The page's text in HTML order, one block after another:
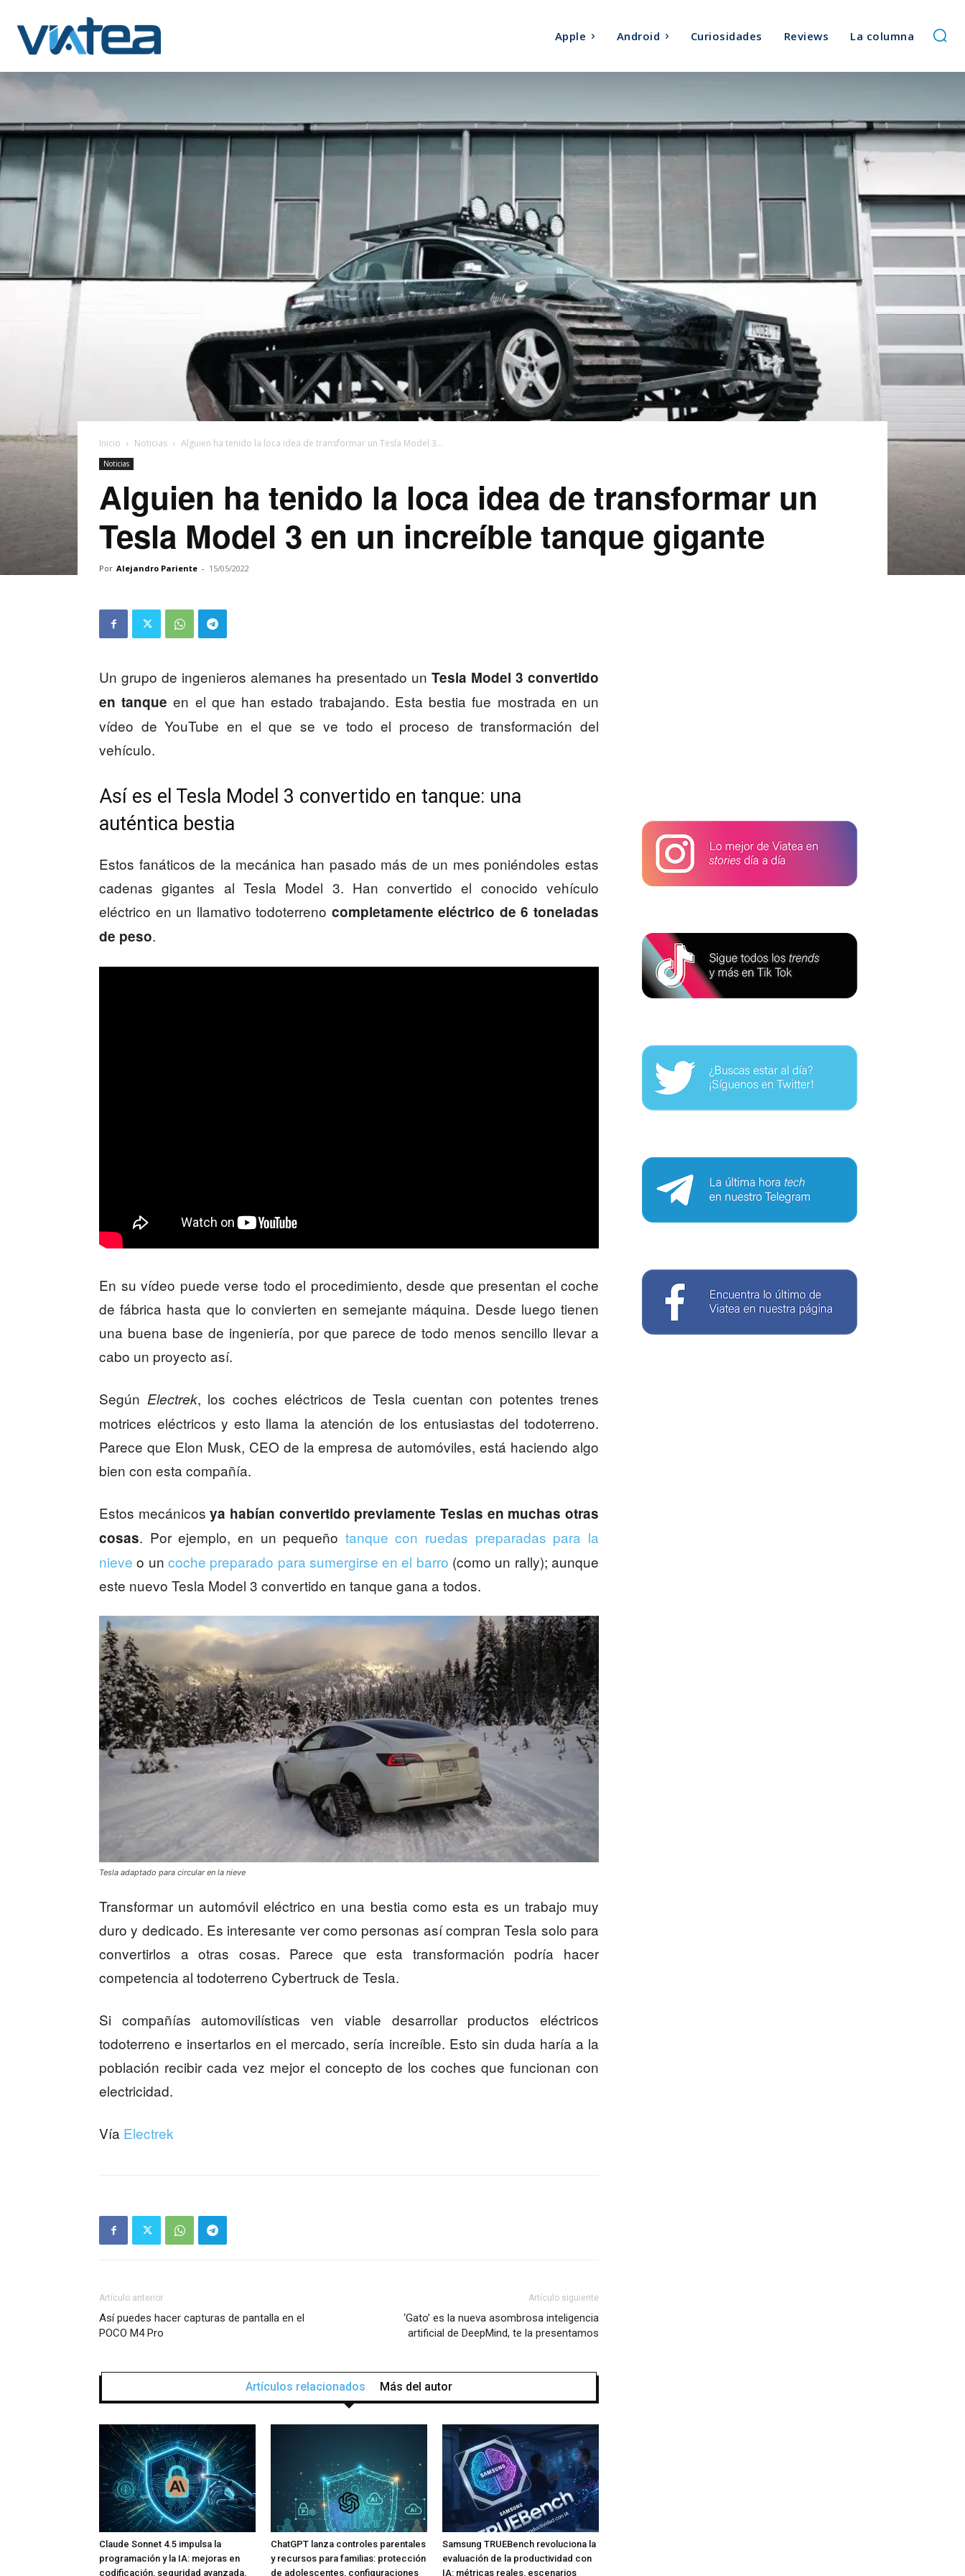
Apple Android Curiosidades Reviews La columna
Inicio Noticias Alguien ha tenido la loca idea de transformar un Tesla Model 3...
Noticias
Alguien ha tenido la loca idea de transformar un
Tesla Model 3 en un increíble tanque gigante
Por Alejandro Pariente - 15/05/2022
Un grupo de ingenieros alemanes ha presentado un Tesla Model 3 convertido
en tanqueen el que han estado trabajando. Esta bestia fue mostrada en un
vídeo de YouTube en el que se ve todo el proceso de transformación del
vehículo.
Así es el Tesla Model 3 convertido en tanque: una
auténtica bestia
Estos fanáticos de la mecánica han pasado más de un mes poniéndoles estas
cadenas gigantes al Tesla Model 3. Han convertido el conocido vehículo
eléctrico en un llamativo todoterreno completamente eléctrico de 6 toneladas
de peso.
En su vídeo puede verse todo el procedimiento, desde que presentan el coche
de fábrica hasta que lo convierten en semejante máquina. Desde luego tienen
una buena base de ingeniería, por que parece de todo menos sencillo llevar a
cabo un proyecto así.
Según Electrek, los coches eléctricos de Tesla cuentan con potentes trenes
motrices eléctricos y esto llama la atención de los entusiastas del todoterreno.
Parece que Elon Musk, CEO de la empresa de automóviles, está haciendo algo
bien con esta compañía.
Estos mecánicosya habían convertido previamente Teslas en muchas otras
cosas. Por ejemplo, en un pequeño tanque con ruedas preparadas para la
nieve o un coche preparado para sumergirse en el barro (como un rally); aunque
este nuevo Tesla Model 3 convertido en tanque gana a todos.
Tesla adaptado para circular en la nieve
Transformar un automóvil eléctrico en una bestia como esta es un trabajo muy
duro y dedicado. Es interesante ver como personas así compran Tesla solo para
convertirlos a otras cosas. Parece que esta transformación podría hacer
competencia al todoterreno Cybertruck de Tesla.
Si compañías automovilísticas ven viable desarrollar productos eléctricos
todoterreno e insertarlos en el mercado, sería increíble. Esto sin duda haría a la
población recibir cada vez mejor el concepto de los coches que funcionan con
electricidad.
Vía Electrek
Artículo anterior
Así puedes hacer capturas de pantalla en el
POCO M4 Pro
Artículo siguiente
‘Gato’ es la nueva asombrosa inteligencia
artificial de DeepMind, te la presentamos
Artículos relacionados Más del autor
Claude Sonnet 4.5 impulsa la
programación y la IA: mejoras en
codificación, seguridad avanzada,
ChatGPT lanza controles parentales
y recursos para familias: protección
de adolescentes, configuraciones
Samsung TRUEBench revoluciona la
evaluación de la productividad con
IA: métricas reales, escenarios